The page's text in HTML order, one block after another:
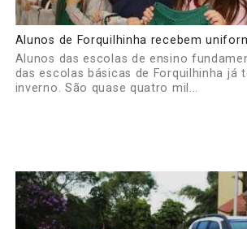
Alunos de Forquilhinha recebem
Alunos das escolas de ensino
das escolas básicas de Forquilhinha já
inverno. São quase quatro mil...